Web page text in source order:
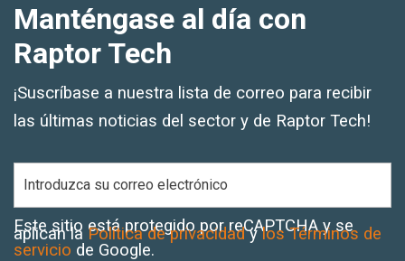
Manténgase al día con
Raptor Tech
¡Suscríbase a nuestra lista de correo para recibir
las últimas noticias del sector y de Raptor Tech!
Este sitio está protegido por reCAPTCHA y se
aplican la Política de privacidadylos Términos de
servicio de Google.